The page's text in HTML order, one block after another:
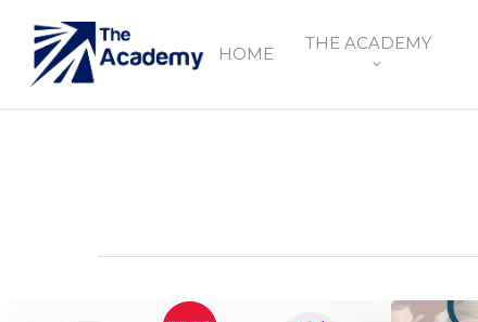
HOME
THE ACADEMY